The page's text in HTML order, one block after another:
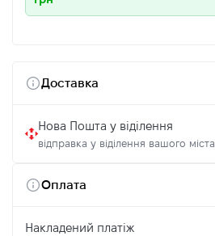
Доставка
Нова Пошта у віділення
відправка у віділення вашого міста
Оплата
Накладений платіж